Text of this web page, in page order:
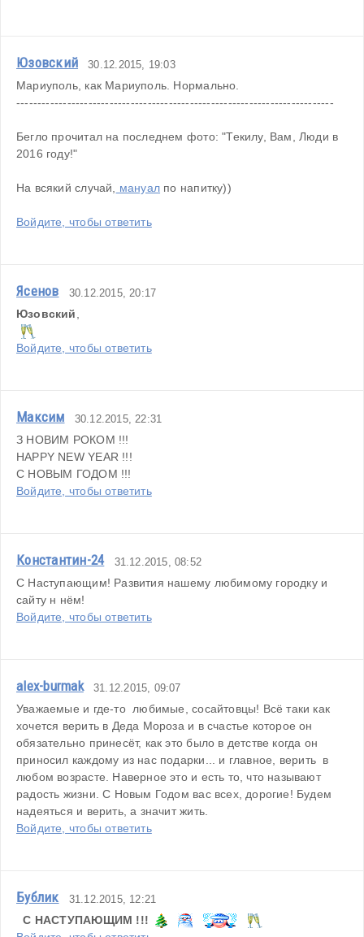
Юзовский 30.12.2015, 19:03
Мариуполь, как Мариуполь. Нормально.
---------------------------------------------------------------------------
Бегло прочитал на последнем фото: "Текилу, Вам, Люди в
2016 году!"
На всякий случай, мануал по напитку))
Войдите, чтобы ответить
Ясенов 30.12.2015, 20:17
Юзовский
Войдите, чтобы ответить
Максим 30.12.2015, 22:31
З НОВИМ РОКОМ !!!
HAPPY NEW YEAR !!!
С НОВЫМ ГОДОМ !!!
Войдите, чтобы ответить
Константин-24 31.12.2015, 08:52
С Наступающим! Развития нашему любимому городку и
сайту н нём!
Войдите, чтобы ответить
alex-burmak 31.12.2015, 09:07
Уважаемые и где-то  любимые, сосайтовцы! Всё таки как
хочется верить в Деда Мороза и в счастье которое он
обязательно принесёт, как это было в детстве когда он
приносил каждому из нас подарки... и главное, верить  в
любом возрасте. Наверное это и есть то, что называют
радость жизни. С Новым Годом вас всех, дорогие! Будем
надеяться и верить, а значит жить.
Войдите, чтобы ответить
Бублик 31.12.2015, 12:21
С НАСТУПАЮЩИМ !!!